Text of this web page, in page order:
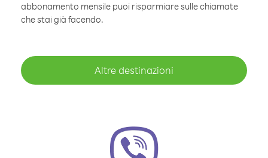
abbonamento mensile puoi risparmiare sulle chiamate
che stai già facendo.
Altre destinazioni